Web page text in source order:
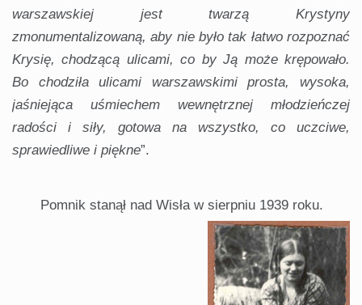
warszawskiej
jest twarzą
Krystyny
zmonumentalizowaną, aby nie było tak łatwo rozpoznać
Krysię, chodzącą ulicami, co by Ją może krępowało.
Bo
chodziła ulicami warszawskimi prosta,
wysoka,
jaśniejąca
uśmiechem wewnętrznej
młodzieńczej
radości
i siły, gotowa na wszystko, co
uczciwe,
sprawiedliwe i piękne”.
Pomnik stanął nad Wisła w sierpniu 1939 roku.